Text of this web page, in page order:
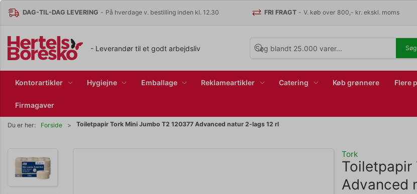
DAG-TIL-DAG LEVERING - På hverdage v. bestilling inden kl. 12.30 FRI FRAGT -V. køb over 800,- kr. ekskl. moms
- Leverandør til et godt arbejdsliv Søg
Kontorartikler Hygiejne Emballage Reklameartikler Catering Køb grønnere Flere
Firmagaver
Du er her: Forside Toiletpapir Tork Mini Jumbo T2 120377 Advanced natur 2-lags 12 rl
Tork
Toiletpapir
Advanced